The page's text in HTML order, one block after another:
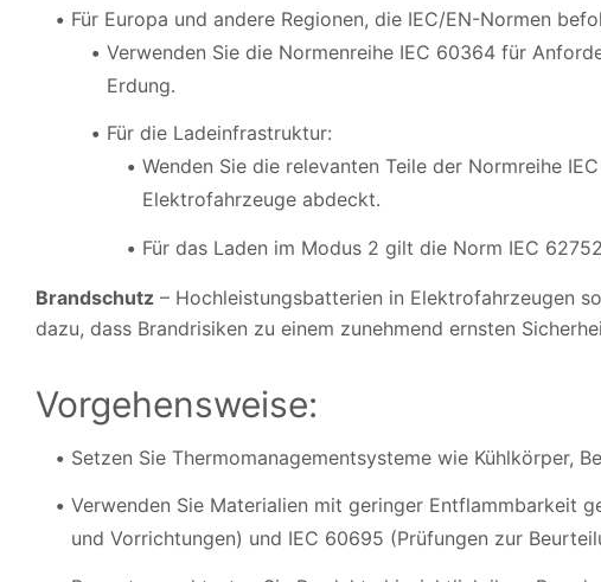
Für Europa und andere Regionen, die IEC/EN-Normen
Verwenden Sie die Normenreihe IEC 60364 für
Erdung.
Für die Ladeinfrastruktur:
Wenden Sie die relevanten Teile der Normreihe
Elektrofahrzeuge abdeckt.
Für das Laden im Modus 2 gilt die Norm IEC
Brandschutz – Hochleistungsbatterien in Elektrofahrzeugen
dazu, dass Brandrisiken zu einem zunehmend ernsten
Vorgehensweise:
Setzen Sie Thermomanagementsysteme wie Kühlkörper,
Verwenden Sie Materialien mit geringer Entflammbarkeit
und Vorrichtungen) und IEC 60695 (Prüfungen zur